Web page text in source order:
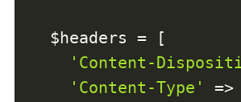
$headers =
[
'Content-
'Content-Type'
=>